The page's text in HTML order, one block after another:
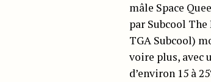
mâle Space
par Subcool
TGA Subcool)
voire plus, avec
d’environ 15 à